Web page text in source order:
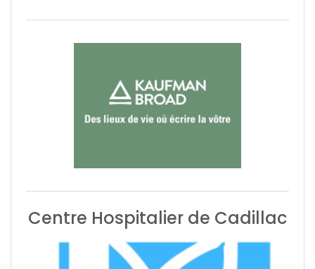
Centre Hospitalier de Cadillac